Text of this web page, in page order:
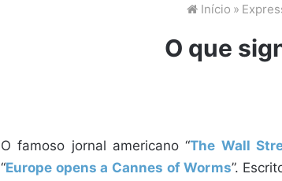
Início »
O que
O famoso jornal americano “The Wall
“Europe opens a Cannes of Worms”.